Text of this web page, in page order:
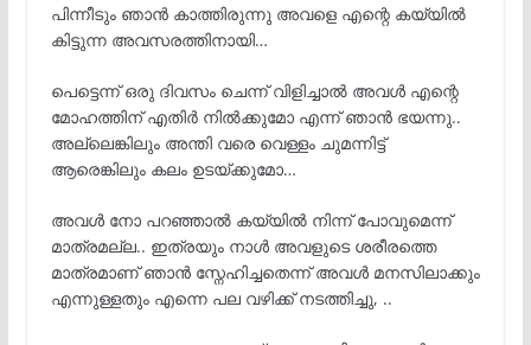
പിന്നീടും ഞാൻ കാത്തിരുന്നു അവളെ എന്റെ കയ്യിൽ
കിട്ടുന്ന അവസരത്തിനായി…
പെട്ടെന്ന് ഒരു ദിവസം ചെന്ന് വിളിച്ചാൽ അവൾ എന്റെ
മോഹത്തിന് എതിർ നിൽക്കുമോ എന്ന് ഞാൻ ഭയന്നു..
അല്ലെങ്കിലും അന്തി വരെ വെള്ളം ചുമന്നിട്ട്
ആരെങ്കിലും കലം ഉടയ്ക്കുമോ…
അവൾ നോ പറഞ്ഞാൽ കയ്യിൽ നിന്ന് പോവുമെന്ന്
മാത്രമല്ല.. ഇത്രയും നാൾ അവളുടെ ശരീരത്തെ
മാത്രമാണ് ഞാൻ സ്നേഹിച്ചതെന്ന് അവൾ മനസിലാക്കും
എന്നുള്ളതും എന്നെ പല വഴിക്ക് നടത്തിച്ചു, ..